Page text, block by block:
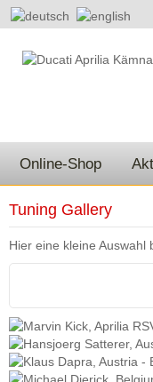
Online-Shop
Tuning Gallery
Hier eine kleine